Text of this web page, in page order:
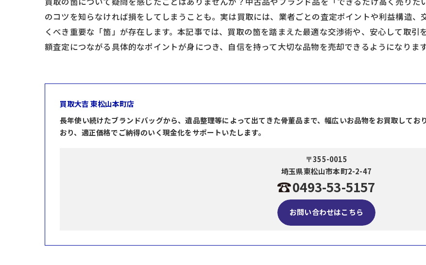
のコツを知らなければ損をしてしまうことも。実は買取には、業者ごとの査定ポイントや利益構造
くべき重要な「箇」が存在します。本記事では、買取の箇を踏まえた最適な交渉術や、安心して取
額査定につながる具体的なポイントが身につき、自信を持って大切な品物を売却できるようになります
買取大吉 東松山本町店
長年使い続けたブランドバッグから、遺品整理等によって出てきた骨董品まで、幅広いお品物をお買取してお
おり、適正価格でご納得のいく現金化をサポートいたします。
〒355-0015
埼玉県東松山市本町2-2-47
0493-53-5157
お問い合わせはこちら